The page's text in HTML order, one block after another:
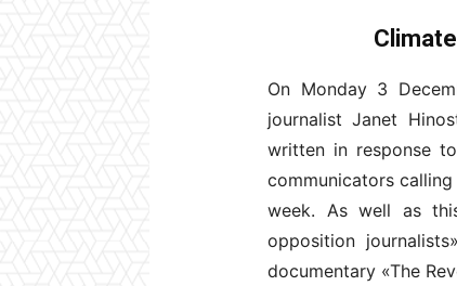
On Monday 3
journalist Janet
written in response
communicators
week. As well as
opposition
documentary «The